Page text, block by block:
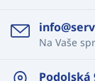
Na Vaše
Podolská